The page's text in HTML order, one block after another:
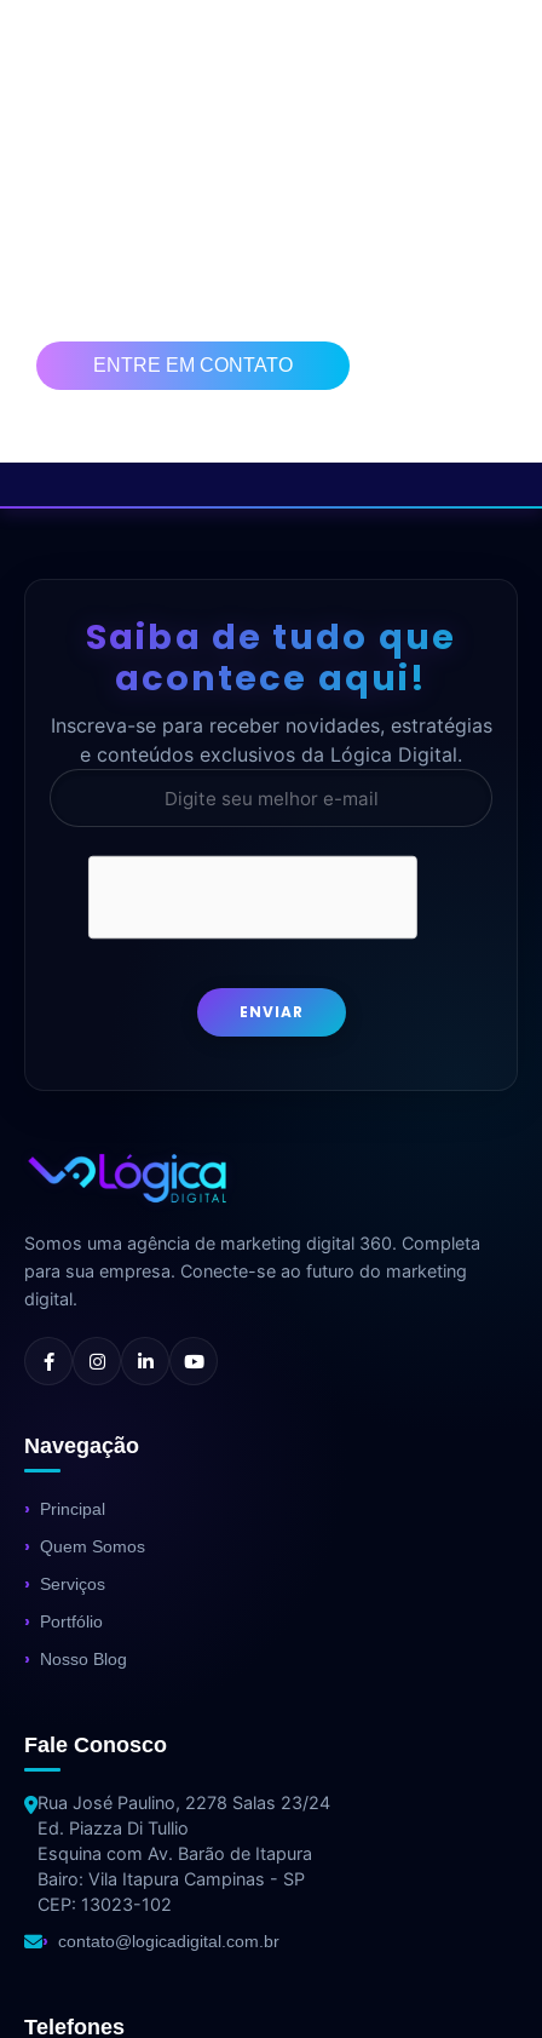
ENTRE EM CONTATO
Saiba de tudo que
acontece aqui!
Inscreva-se para receber novidades, estratégias
e conteúdos exclusivos da Lógica Digital.
ENVIAR
Somos uma agência de marketing digital 360. Completa
para sua empresa. Conecte-se ao futuro do marketing
digital.
Navegação
Principal
Quem Somos
Serviços
Portfólio
Nosso Blog
Fale Conosco
Rua José Paulino, 2278 Salas 23/24
Ed. Piazza Di Tullio
Esquina com Av. Barão de Itapura
Bairo: Vila Itapura Campinas - SP
CEP: 13023-102
contato@logicadigital.com.br
Telefones